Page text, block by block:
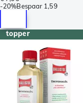
-20%Bespaar 1,59
topper